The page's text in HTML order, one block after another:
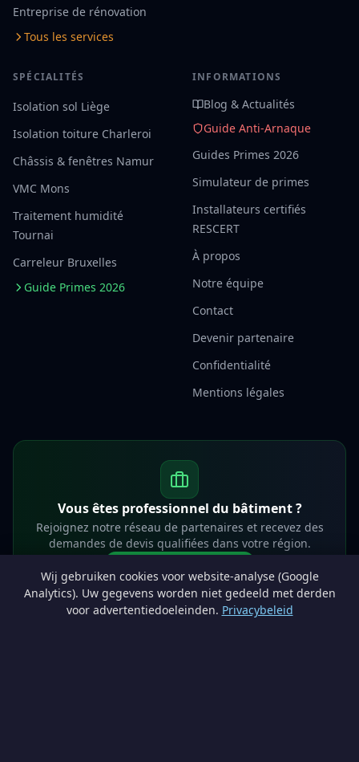
Wij gebruiken cookies voor website-analyse (Google
Analytics). Uw gegevens worden niet gedeeld met derden
voor advertentiedoeleinden. Privacybeleid
Entreprise de rénovation
Tous les services
SPÉCIALITÉS
Isolation sol Liège
Isolation toiture Charleroi
Châssis & fenêtres Namur
VMC Mons
Traitement humidité
Tournai
Carreleur Bruxelles
Guide Primes 2026
INFORMATIONS
Blog & Actualités
Guide Anti-Arnaque
Guides Primes 2026
Simulateur de primes
Installateurs certifiés
RESCERT
À propos
Notre équipe
Contact
Devenir partenaire
Confidentialité
Mentions légales
Vous êtes professionnel du bâtiment ?
Rejoignez notre réseau de partenaires et recevez des
demandes de devis qualifiées dans votre région.
info@lesprosdemaville.be